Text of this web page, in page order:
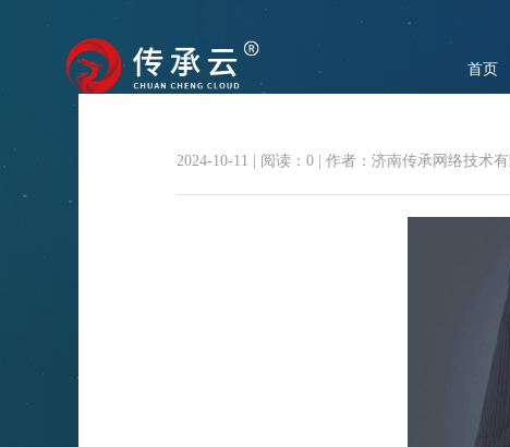
首页
企
2024-10-11 | 阅读： 0 | 作者：济南传承网络技术有